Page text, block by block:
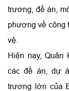
trương, đề án,
phương về công
vệ.
Hiện nay,
các đề án, dự
trương lớn của